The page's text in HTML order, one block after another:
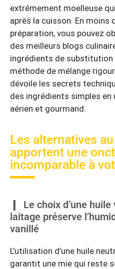
extrêmement moelleuse
après la cuisson. En moins
préparation, vous pouvez
des meilleurs blogs
ingrédients de substitution
méthode de mélange
dévoile les secrets
des ingrédients simples en
aérien et gourmand.
Les alternatives
apportent une
incomparable à
Le choix d’une huile
laitage préserve
vanillé
L’utilisation d’une huile
garantit une mie qui reste